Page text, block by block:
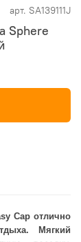
арт. SA139111J
Sphere
Cap отлично
Мягкий